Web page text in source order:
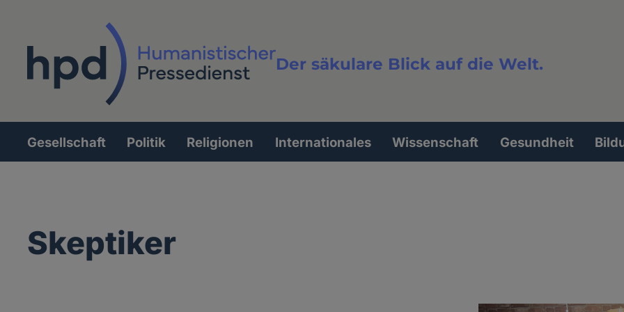
Der säkulare Blick auf die Welt.
Volltextsuche
Hauptnavigation
Gesellschaft Politik Religionen Internationales Wissenschaft Gesundheit
Skeptiker